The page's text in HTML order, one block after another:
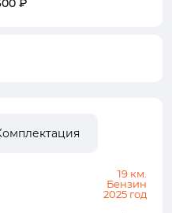
₽
19 км.
Бензин
2025 год